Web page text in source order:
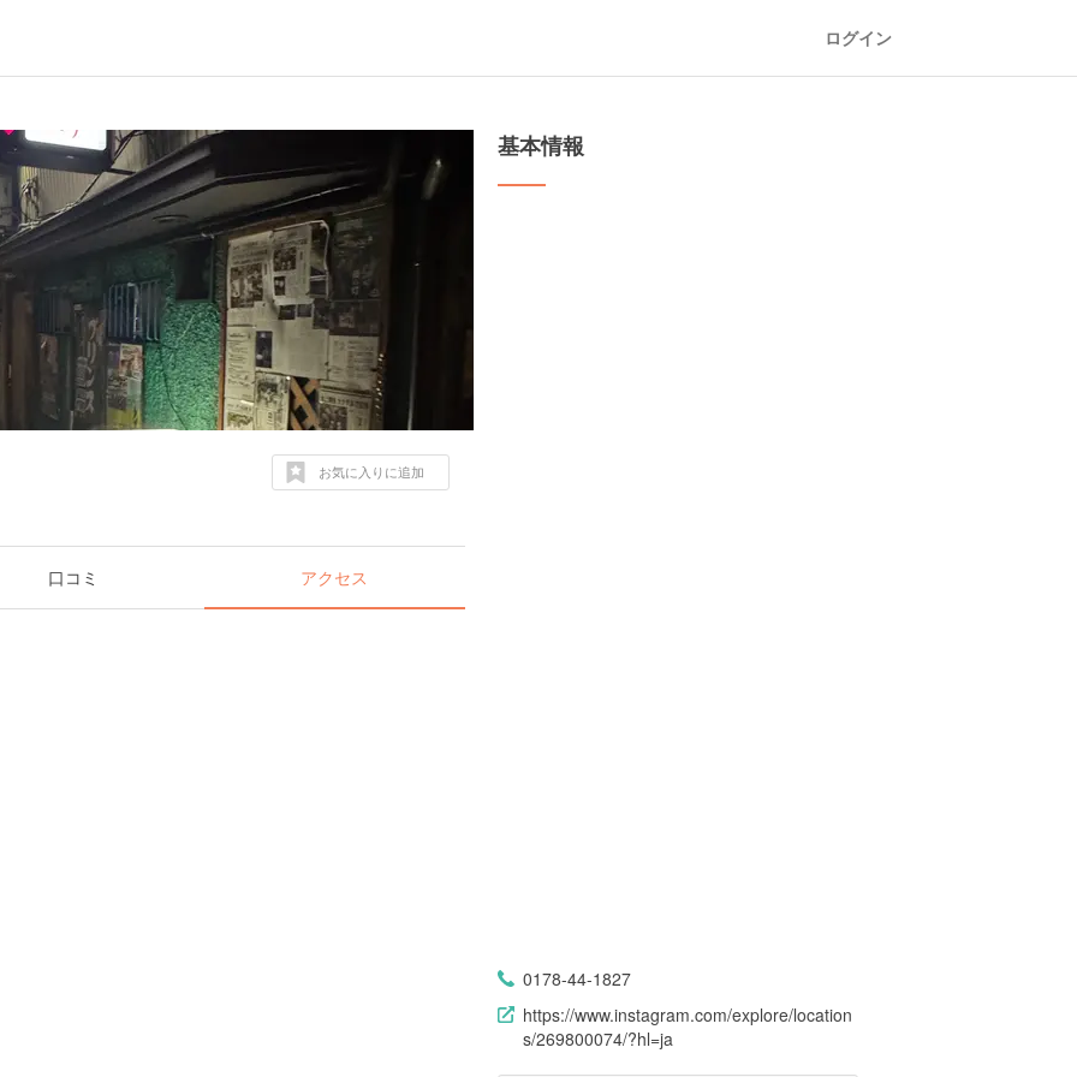
ログイン
お気に入りに追加
口コミ アクセス
基本情報
0178-44-1827
https://www.instagram.com/explore/location
s/269800074/?hl=ja